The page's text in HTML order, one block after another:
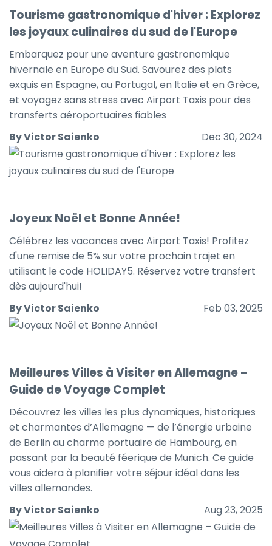
Tourisme gastronomique d'hiver : Explorez
les joyaux culinaires du sud de l'Europe
Embarquez pour une aventure gastronomique
hivernale en Europe du Sud. Savourez des plats
exquis en Espagne, au Portugal, en Italie et en Grèce,
et voyagez sans stress avec Airport Taxis pour des
transferts aéroportuaires fiables
By Victor Saienko
Dec 30, 2024
Joyeux Noël et Bonne Année!
Célébrez les vacances avec Airport Taxis! Profitez
d'une remise de 5% sur votre prochain trajet en
utilisant le code HOLIDAY5. Réservez votre transfert
dès aujourd'hui!
By Victor Saienko
Feb 03, 2025
Meilleures Villes à Visiter en Allemagne –
Guide de Voyage Complet
Découvrez les villes les plus dynamiques, historiques
et charmantes d’Allemagne — de l’énergie urbaine
de Berlin au charme portuaire de Hambourg, en
passant par la beauté féerique de Munich. Ce guide
vous aidera à planifier votre séjour idéal dans les
villes allemandes.
By Victor Saienko
Aug 23, 2025